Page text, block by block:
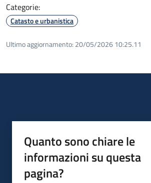
Categorie:
Catasto e urbanistica
Ultimo aggiornamento: 20/05/2026 10:25.11
Quanto sono chiare le
informazioni su questa
pagina?